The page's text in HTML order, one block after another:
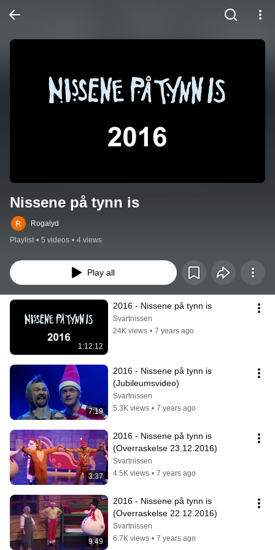
Nissene på tynn is
Rogalyd
Playlist • 5 videos • 4 views
Play all
1:12:12
2016 - Nissene på tynn is
Svartnissen
24K views • 7 years ago
7:19
2016 - Nissene på tynn is
(Jubileumsvideo)
Svartnissen
5.3K views • 7 years ago
3:37
2016 - Nissene på tynn is
(Overraskelse 23.12.2016)
Svartnissen
4.5K views • 7 years ago
9:49
2016 - Nissene på tynn is
(Overraskelse 22.12.2016)
Svartnissen
6.7K views • 7 years ago